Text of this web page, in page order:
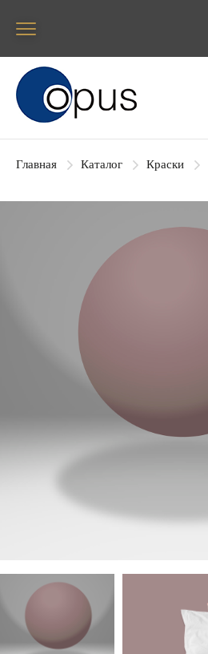
Блок поиска
Главная Каталог Краски